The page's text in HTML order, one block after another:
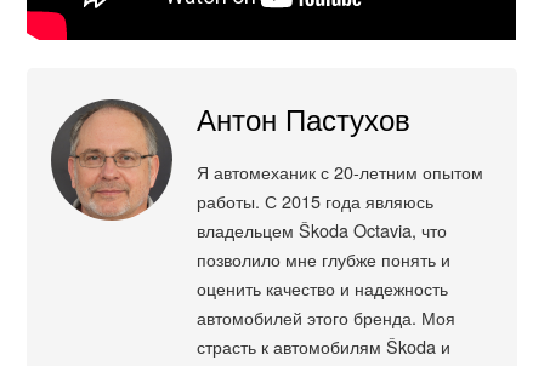
Антон Пастухов
Я автомеханик с 20-летним опытом
работы. С 2015 года являюсь
владельцем Škoda Octavia, что
позволило мне глубже понять и
оценить качество и надежность
автомобилей этого бренда. Моя
страсть к автомобилям Škoda и